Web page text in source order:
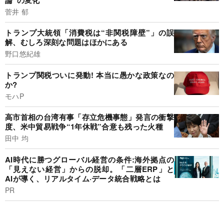
菅井 郁
トランプ大統領「消費税は“非関税障壁”」の誤
解、むしろ深刻な問題はほかにある
野口悠紀雄
トランプ関税ついに発動! 本当に愚かな政策なの
か?
モハP
高市首相の台湾有事「存立危機事態」発言の衝撃
度、米中貿易戦争“1年休戦”合意も残った火種
田中 均
AI時代に勝つグローバル経営の条件:海外拠点の
「見えない経営」からの脱却。「二層ERP」と
AIが導く、リアルタイム·データ統合戦略とは
PR